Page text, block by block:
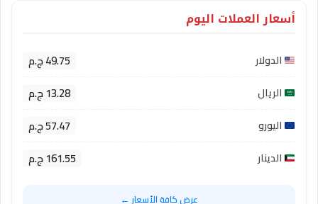
أسعار العملات اليوم
الدولار 49.75 ج.م
الريال 13.28 ج.م
اليورو 57.47 ج.م
الدينار 161.55 ج.م
عرض كافة الأسعار ←